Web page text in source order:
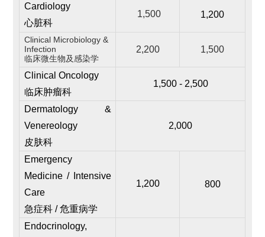
Cardiology
心脏科
1,500 1,200
Clinical Microbiology &
Infection
临床微生物及感染学
2,200 1,500
Clinical Oncology
临床肿瘤科
1,500 - 2,500
Dermatology &
Venereology
皮肤科
2,000
Emergency
Medicine / Intensive
Care
急症科 / 危重病学
1,200 800
Endocrinology,